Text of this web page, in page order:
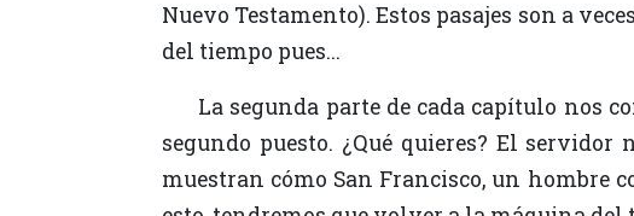
Nuevo Testamento). Estos pasajes son a
del tiempo pues...
La segunda parte de cada capítulo nos conduce a la época de San Francisco. ¡Sí! San Francisco no aparece más que en el
segundo puesto. ¿Qué quieres? El
muestran cómo San Francisco, un hombre